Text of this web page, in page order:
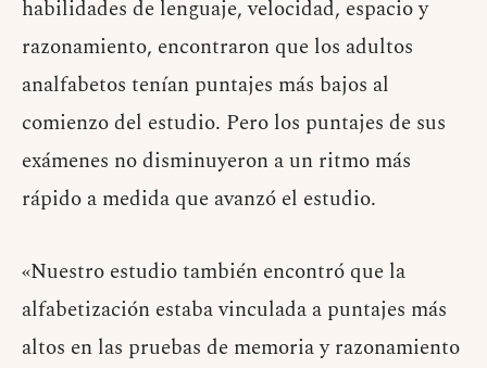
habilidades de lenguaje, velocidad, espacio y
razonamiento, encontraron que los adultos
analfabetos tenían puntajes más bajos al
comienzo del estudio. Pero los puntajes de sus
exámenes no disminuyeron a un ritmo más
rápido a medida que avanzó el estudio.
«Nuestro estudio también encontró que la
alfabetización estaba vinculada a puntajes más
altos en las pruebas de memoria y razonamiento